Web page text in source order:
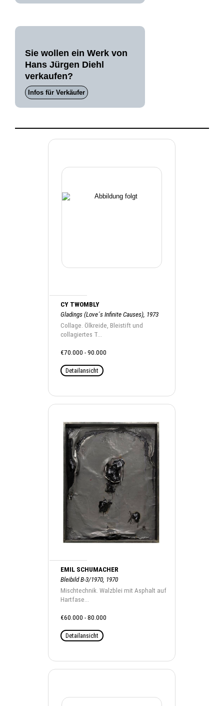
Sie wollen ein Werk von
Hans Jürgen Diehl
verkaufen?
Infos für Verkäufer
CY TWOMBLY
Gladings (Love´s Infinite Causes), 1973
Collage. Ölkreide, Bleistift und
collagiertes T...
€70.000 - 90.000
Detailansicht
EMIL SCHUMACHER
Bleibild B-3/1970, 1970
Mischtechnik. Walzblei mit Asphalt auf
Hartfase...
€60.000 - 80.000
Detailansicht